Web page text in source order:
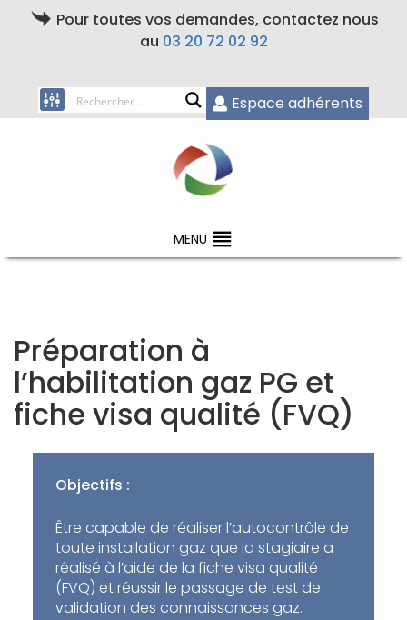
Pour toutes vos demandes, contactez nous
au 03 20 72 02 92
Espace adhérents
MENU
Préparation à
l’habilitation gaz PG et
fiche visa qualité (FVQ)
Objectifs :
Être capable de réaliser l’autocontrôle de
toute installation gaz que la stagiaire a
réalisé à l’aide de la fiche visa qualité
(FVQ) et réussir le passage de test de
validation des connaissances gaz.